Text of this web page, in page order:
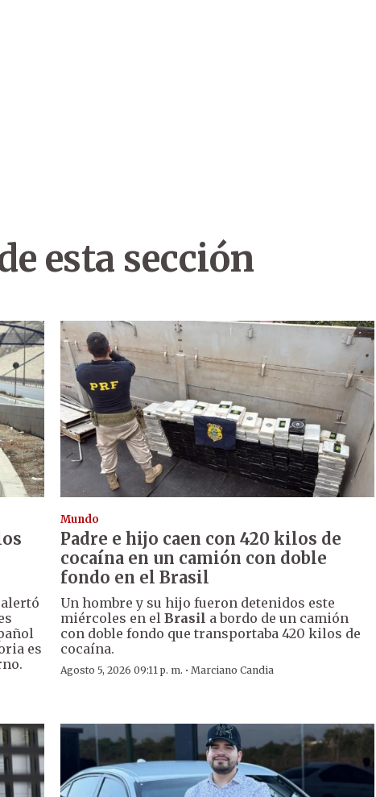
esta sección
alertó
es
Mundo
Padre e hijo caen con 420 kilos de
cocaína en un camión con doble
fondo en el Brasil
Un hombre y su hijo fueron detenidos este
miércoles en elBrasil a bordo de un camión
con doble fondo que transportaba 420 kilos de
cocaína.
Agosto 5, 2026 09:11 p. m. ·Marciano Candia